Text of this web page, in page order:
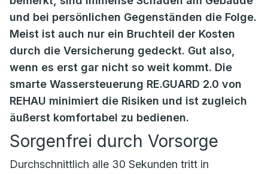
und bei persönlichen Gegenständen die Folge.
Meist ist auch nur ein Bruchteil der Kosten
durch die Versicherung gedeckt. Gut also,
wenn es erst gar nicht so weit kommt. Die
smarte Wassersteuerung RE.GUARD 2.0 von
REHAU minimiert die Risiken und ist zugleich
äußerst komfortabel zu bedienen.
Sorgenfrei durch Vorsorge
Durchschnittlich alle 30 Sekunden tritt in